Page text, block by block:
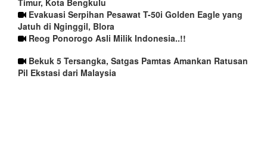
Timur, Kota Bengkulu
Evakuasi Serpihan Pesawat T-50i Golden Eagle yang
Jatuh di Nginggil, Blora
Reog Ponorogo Asli Milik Indonesia..!!
Bekuk 5 Tersangka, Satgas Pamtas Amankan Ratusan
Pil Ekstasi dari Malaysia